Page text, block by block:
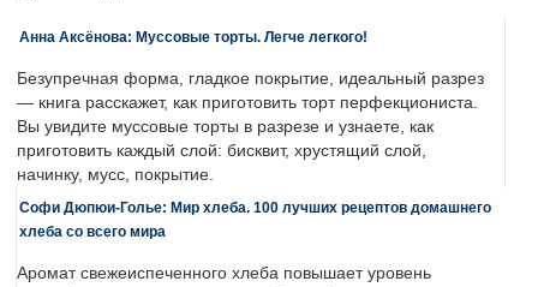
Анна Аксёнова: Муссовые торты. Легче легкого!
Безупречная форма, гладкое покрытие, идеальный разрез
— книга расскажет, как приготовить торт перфекциониста.
Вы увидите муссовые торты в разрезе и узнаете, как
приготовить каждый слой: бисквит, хрустящий слой,
начинку, мусс, покрытие.
Софи Дюпюи-Голье: Мир хлеба. 100 лучших рецептов домашнего
хлеба со всего мира
Аромат свежеиспеченного хлеба повышает уровень